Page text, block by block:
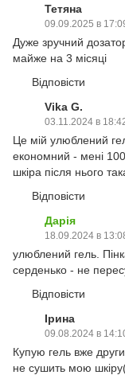
Тетяна
09.09.2025 в
Дуже зручний
майже на 3 місяці
Відповісти
Vika G.
03.11.2024 в
Це мій улюблений
економний - мені
шкіра після нього
Відповісти
Дарія
18.09.2024 в
улюблений гель.
серденько - не
Відповісти
Ірина
09.08.2024 в
Купую гель вже
не сушить мою